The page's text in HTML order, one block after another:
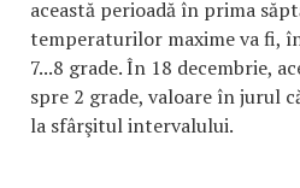
această perioadă în prima
temperaturilor maxime va fi,
7...8 grade. În 18 decembrie,
spre 2 grade, valoare în jurul
la sfârşitul intervalului.